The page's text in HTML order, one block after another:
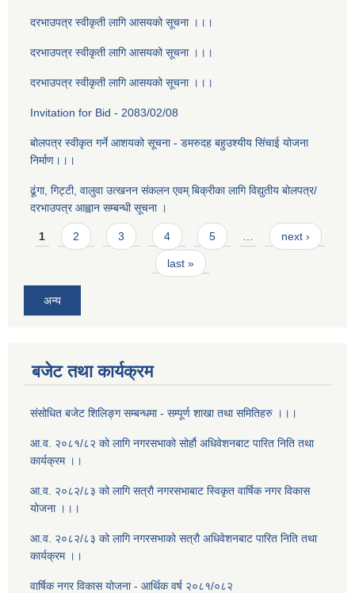
दरभाउपत्र स्वीकृती लागि आसयको सूचना ।।।
दरभाउपत्र स्वीकृती लागि आसयको सूचना ।।।
दरभाउपत्र स्वीकृती लागि आसयको सूचना ।।।
Invitation for Bid - 2083/02/08
बोलपत्र स्वीकृत गर्ने आशयको सूचना - डमरुदह बहुउश्यीय सिंचाई योजना
निर्माण।।।
ढूंगा, गिट्टी, वालुवा उत्खनन संकलन एवम् बिक्रीका लागि विद्युतीय बोलपत्र/
दरभाउपत्र आह्वान सम्बन्धी सूचना ।
Pages
1 2 3 4 5 … next ›
last »
अन्य
बजेट तथा कार्यक्रम
संसोधित बजेट शिलिङ्ग सम्बन्धमा - सम्पूर्ण शाखा तथा समितिहरु ।।।
आ.व. २०८१/८२ को लागि नगरसभाको सोर्हौ अधिवेशनबाट पारित निति तथा
कार्यक्रम ।।
आ.व. २०८२/८३ को लागि सत्रौ नगरसभाबाट स्विकृत वार्षिक नगर विकास
योजना ।।।
आ.व. २०८२/८३ को लागि नगरसभाको सत्रौ अधिवेशनबाट पारित निति तथा
कार्यक्रम ।।
वार्षिक नगर विकास योजना - आर्थिक वर्ष २०८१/०८२